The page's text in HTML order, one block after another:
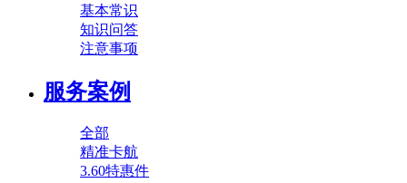
基本常识
知识问答
注意事项
服务案例
全部
精准卡航
3.60特惠件